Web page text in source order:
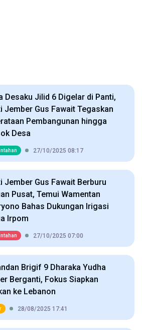
Desaku Jilid 6 Digelar di Panti,
Jember Gus Fawait Tegaskan
Pembangunan hingga
Desa
27/10/2025 08:17
Jember Gus Fawait Berburu
Pusat, Temui Wamentan
Bahas Dukungan Irigasi
Irpom
27/10/2025 07:00
Brigif 9 Dharaka Yudha
Berganti, Fokus Siapkan
ke Lebanon
28/08/2025 17:41